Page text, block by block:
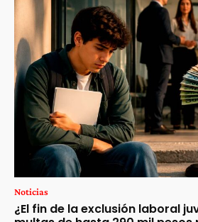
Noticias
¿El fin de la exclusión laboral